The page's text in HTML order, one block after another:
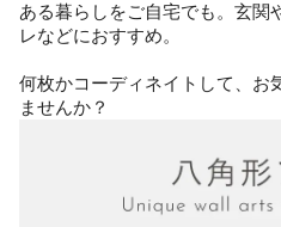
ある暮らしをご自宅でも。玄関
レなどにおすすめ。
何枚かコーディネイトして、お
ませんか？